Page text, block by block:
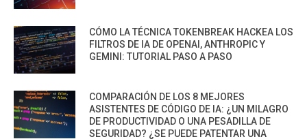
CÓMO LA TÉCNICA TOKENBREAK HACKEA LOS
FILTROS DE IA DE OPENAI, ANTHROPIC Y
GEMINI: TUTORIAL PASO A PASO
COMPARACIÓN DE LOS 8 MEJORES
ASISTENTES DE CÓDIGO DE IA: ¿UN MILAGRO
DE PRODUCTIVIDAD O UNA PESADILLA DE
SEGURIDAD? ¿SE PUEDE PATENTAR UNA